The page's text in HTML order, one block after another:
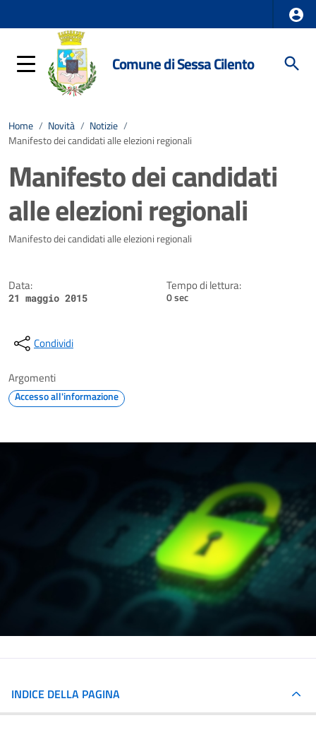
Comune di Sessa Cilento
Home / Novità / Notizie /
Manifesto dei candidati alle elezioni regionali
Manifesto dei candidati
alle elezioni regionali
Dettagli della notizia
Manifesto dei candidati alle elezioni regionali
Data:
21 maggio 2015
Tempo di lettura:
0 sec
Condividi
Argomenti
Accesso all'informazione
INDICE DELLA PAGINA